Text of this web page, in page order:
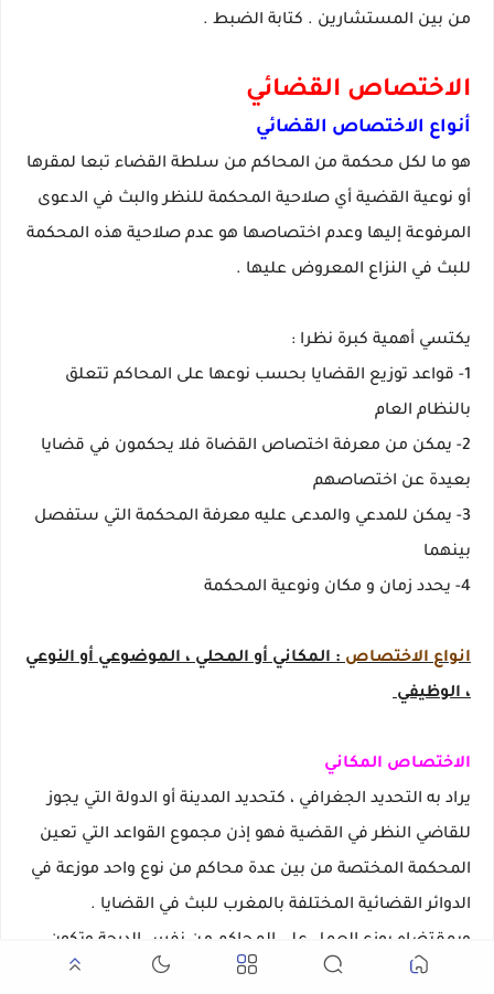
من بين المستشارين . كتابة الضبط .
الاختصاص القضائي
أنواع الاختصاص القضائي
هو ما لكل محكمة من المحاكم من سلطة القضاء تبعا لمقرها
أو نوعية القضية أي صلاحية المحكمة للنظر والبث في الدعوى
المرفوعة إليها وعدم اختصاصها هو عدم صلاحية هذه المحكمة
للبث في النزاع المعروض عليها .
يكتسي أهمية كبرة نظرا :
1- قواعد توزيع القضايا بحسب نوعها على المحاكم تتعلق
بالنظام العام
2- يمكن من معرفة اختصاص القضاة فلا يحكمون في قضايا
بعيدة عن اختصاصهم
3- يمكن للمدعي والمدعى عليه معرفة المحكمة التي ستفصل
بينهما
4- يحدد زمان و مكان ونوعية المحكمة
انواع الاختصاص: المكاني أو المحلي ، الموضوعي أو النوعي
، الوظيفي
الاختصاص المكاني
يراد به التحديد الجغرافي ، كتحديد المدينة أو الدولة التي يجوز
للقاضي النظر في القضية فهو إذن مجموع القواعد التي تعين
المحكمة المختصة من بين عدة محاكم من نوع واحد موزعة في
الدوائر القضائية المختلفة بالمغرب للبث في القضايا .
وبمقتضاه يوزع العمل على المحاكم من نفس الدرجة وتكون
مكلفة بالبث في القضايا التي تقع ضمن ترابها وموقعها